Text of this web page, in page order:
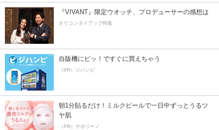
『VIVANT』限定ウオッチ、プロデューサーの感想は
オリコンタイアップ特集
自販機にピッ！ですぐに買えちゃう
（PR）ジハンピ
朝1分貼るだけ！ミルクピールで一日中ずっとうるツ
ヤ肌
（PR）サボリーノ